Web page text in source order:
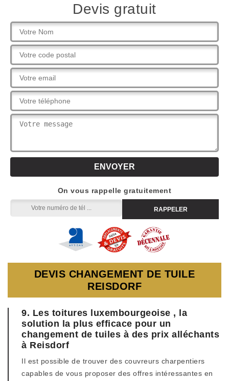
Devis gratuit
On vous rappelle gratuitement
DEVIS CHANGEMENT DE TUILE
REISDORF
9. Les toitures luxembourgeoise , la
solution la plus efficace pour un
changement de tuiles à des prix alléchants
à Reisdorf
Il est possible de trouver des couvreurs charpentiers
capables de vous proposer des offres intéressantes en